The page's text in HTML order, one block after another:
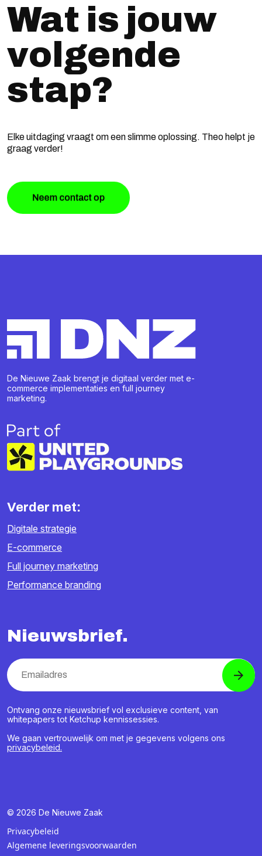
Wat is jouw
volgende
stap?
Elke uitdaging vraagt om een slimme oplossing. Theo helpt je
graag verder!
De Nieuwe Zaak brengt je digitaal verder met e-
commerce implementaties en full journey
marketing.
Verder met:
Digitale strategie
E-commerce
Full journey marketing
Performance branding
Nieuwsbrief.
Ontvang onze nieuwsbrief vol exclusieve content, van
whitepapers tot Ketchup kennissessies.
We gaan vertrouwelijk om met je gegevens volgens ons
privacybeleid.
© 2026 De Nieuwe Zaak
Privacybeleid
Algemene leveringsvoorwaarden